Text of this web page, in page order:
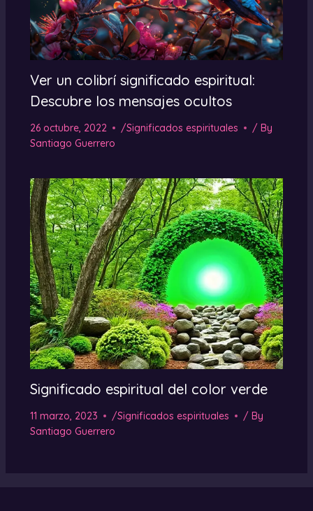
Ver un colibrí significado espiritual:
Descubre los mensajes ocultos
26 octubre, 2022 /Significados espirituales
/ By
Santiago Guerrero
Significado espiritual del color verde
11 marzo, 2023 /Significados espirituales
/ By
Santiago Guerrero